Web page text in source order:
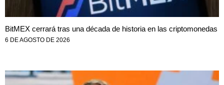
BitMEX cerrará tras una década de historia en las criptomonedas
6 DE AGOSTO DE 2026